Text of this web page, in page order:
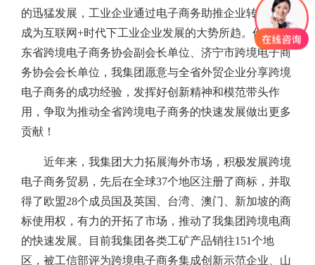
的迅猛发展，工业企业通过电子商务助推企业转型已经
成为互联网+时代下工业企业发展的大势所趋。作为山
东省跨境电子商务协会副会长单位、济宁市跨境电子商
务协会会长单位，我集团愿意与全省外贸企业分享跨境
电子商务的成功经验，发挥好创新精神和模范带头作
用，争取为推动全省跨境电子商务的快速发展做出更多
贡献！
近年来，我集团大力拓展海外市场，积极发展跨境
电子商务贸易，先后在全球37个地区注册了商标，并取
得了欧盟28个成员国及英国、台湾、澳门、新加坡的商
标使用权，有力的开拓了市场，推动了我集团跨境电商
的快速发展。目前我集团各类工矿产品销往151个地
区，被工信部评为跨境电子商务集成创新示范企业、山